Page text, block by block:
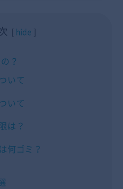
hide
？
いて
いて
は？
何ゴミ？